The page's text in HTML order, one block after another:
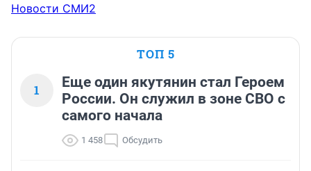
Новости СМИ2
ТОП 5
1
Еще один якутянин стал Героем
России. Он служил в зоне СВО с
самого начала
1 458 Обсудить